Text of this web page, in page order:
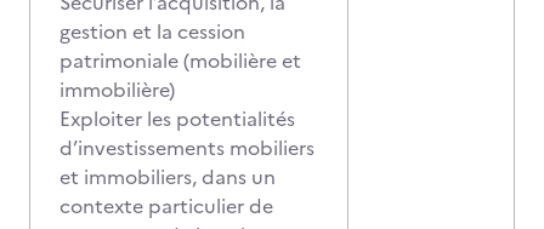
gestion et la cession
patrimoniale (mobilière et
immobilière)
Exploiter les potentialités
d’investissements mobiliers
et immobiliers, dans un
contexte particulier de